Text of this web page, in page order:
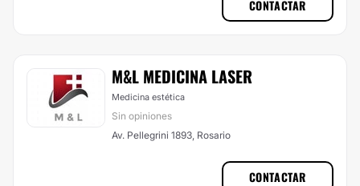
CONTACTAR
M&L MEDICINA LASER
Medicina estética
Sin opiniones
Av. Pellegrini 1893, Rosario
CONTACTAR